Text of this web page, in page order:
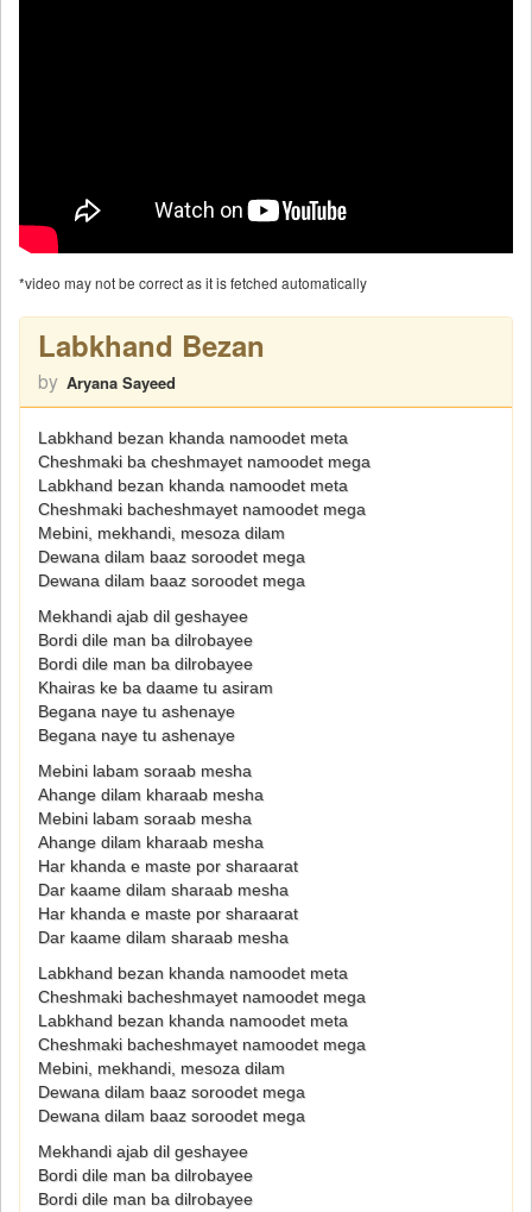
*video may not be correct as it is fetched automatically
Labkhand Bezan
by Aryana Sayeed
Labkhand bezan khanda namoodet meta
Cheshmaki ba cheshmayet namoodet mega
Labkhand bezan khanda namoodet meta
Cheshmaki bacheshmayet namoodet mega
Mebini, mekhandi, mesoza dilam
Dewana dilam baaz soroodet mega
Dewana dilam baaz soroodet mega
Mekhandi ajab dil geshayee
Bordi dile man ba dilrobayee
Bordi dile man ba dilrobayee
Khairas ke ba daame tu asiram
Begana naye tu ashenaye
Begana naye tu ashenaye
Mebini labam soraab mesha
Ahange dilam kharaab mesha
Mebini labam soraab mesha
Ahange dilam kharaab mesha
Har khanda e maste por sharaarat
Dar kaame dilam sharaab mesha
Har khanda e maste por sharaarat
Dar kaame dilam sharaab mesha
Labkhand bezan khanda namoodet meta
Cheshmaki bacheshmayet namoodet mega
Labkhand bezan khanda namoodet meta
Cheshmaki bacheshmayet namoodet mega
Mebini, mekhandi, mesoza dilam
Dewana dilam baaz soroodet mega
Dewana dilam baaz soroodet mega
Mekhandi ajab dil geshayee
Bordi dile man ba dilrobayee
Bordi dile man ba dilrobayee